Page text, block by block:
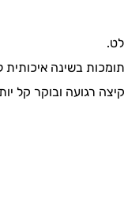
בשינה איכותית
רגועה ובוקר קל